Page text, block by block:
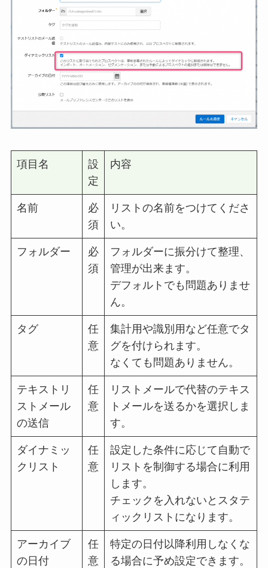
項目名
設
定
内容
名前
必
須
リストの名前をつけてくださ
い。
フォルダー
必
須
フォルダーに振分けて整理、
管理が出来ます。
デフォルトでも問題ありませ
ん。
タグ
任
意
集計用や識別用など任意でタ
グを付けられます。
なくても問題ありません。
テキストリ
ストメール
の送信
任
意
リストメールで代替のテキス
トメールを送るかを選択しま
す。
ダイナミッ
クリスト
任
意
設定した条件に応じて自動で
リストを制御する場合に利用
します。
チェックを入れないとスタテ
ィックリストになります。
アーカイブ
の日付
任
意
特定の日付以降利用しなくな
る場合に予め設定できます。